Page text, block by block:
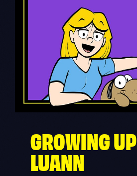
GROWING UP
LUANN